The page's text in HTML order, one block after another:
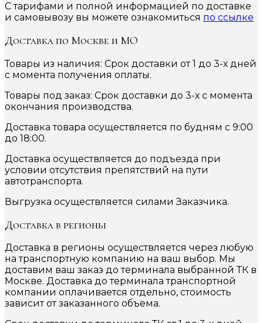
С тарифами и полной информацией по доставке
и самовывозу вы можете ознакомиться по ссылке
Доставка по Москве и МО
Товары из наличия: Срок доставки от 1 до 3-х дней
с момента получения оплаты.
Товары под заказ: Срок доставки до 3-х с момента
окончания производства.
Доставка товара осуществляется по будням с 9:00
до 18:00.
Доставка осуществляется до подъезда при
условии отсутствия препятствий на пути
автотранспорта.
Выгрузка осуществляется силами Заказчика.
Доставка в регионы
Доставка в регионы осуществляется через любую
на транспортную компанию на ваш выбор. Мы
доставим ваш заказ до терминала выбранной ТК в
Москве. Доставка до терминала транспортной
компании оплачивается отдельно, стоимость
зависит от заказанного объема.